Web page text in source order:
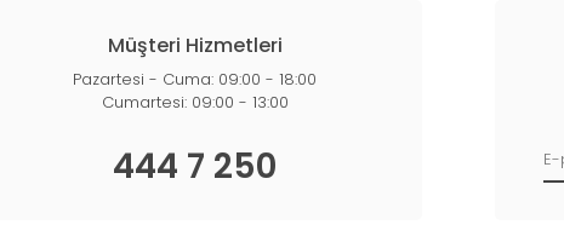
Müşteri Hizmetleri
Pazartesi - Cuma: 09:00 - 18:00
Cumartesi: 09:00 - 13:00
444 7 250